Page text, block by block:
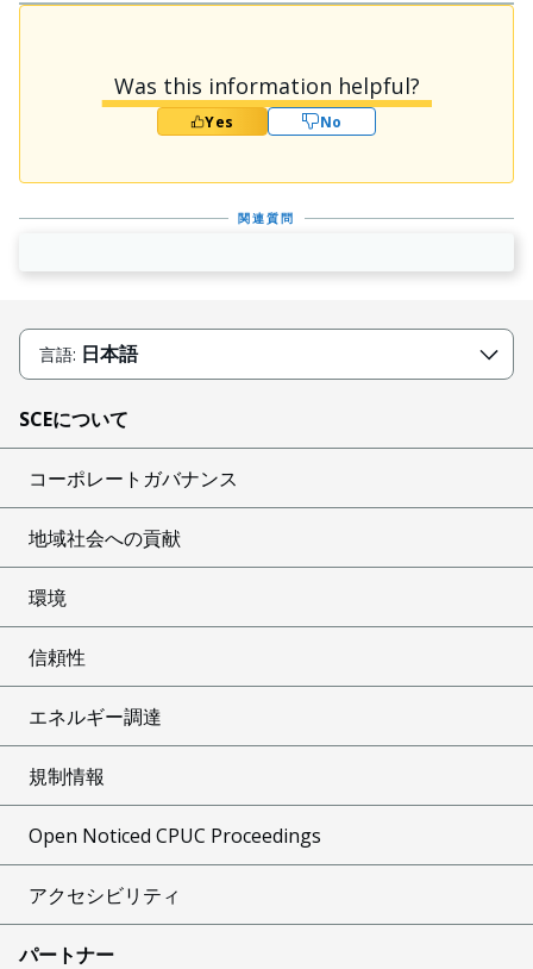
Was this information helpful?
Yes No
関連質問
言語: 日本語
SCEについて
コーポレートガバナンス
地域社会への貢献
環境
信頼性
エネルギー調達
規制情報
Open Noticed CPUC Proceedings
アクセシビリティ
パートナー